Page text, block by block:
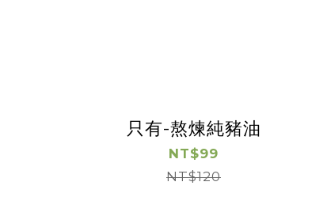
只有-熬煉純豬油
NT$99
NT$120